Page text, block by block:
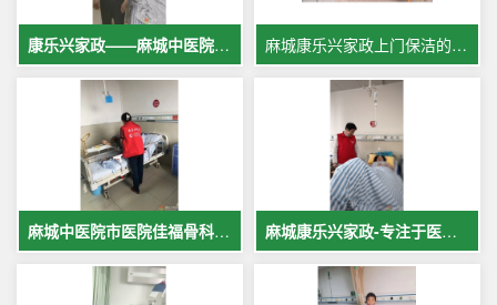
康乐兴家政——麻城中医院专业护工服务，让爱与专业同行 麻城康乐兴家政上门保洁的案例
麻城中医院市医院佳福骨科医院铁路医院护工案例展示 麻城康乐兴家政-专注于医院护理，致力于打造全麻城优质护工护理